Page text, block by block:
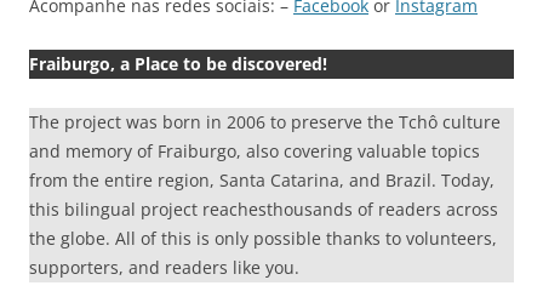
Acompanhe nas redes sociais: – Facebook or Instagram
Fraiburgo, a Place to be discovered!
The project was born in 2006 to preserve the Tchô culture
and memory of Fraiburgo, also covering valuable topics
from the entire region, Santa Catarina, and Brazil. Today,
this bilingual project reachesthousands of readers across
the globe. All of this is only possible thanks to volunteers,
supporters, and readers like you.